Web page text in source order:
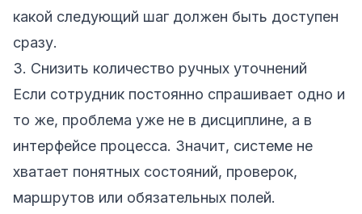
какой следующий шаг должен быть доступен
сразу.
3. Снизить количество ручных уточнений
Если сотрудник постоянно спрашивает одно и
то же, проблема уже не в дисциплине, а в
интерфейсе процесса. Значит, системе не
хватает понятных состояний, проверок,
маршрутов или обязательных полей.